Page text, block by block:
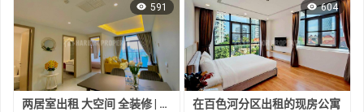
591
两居室出租 大空间 全装修 | 百色河地区 金边
604
在百色河分区出租的现房公寓